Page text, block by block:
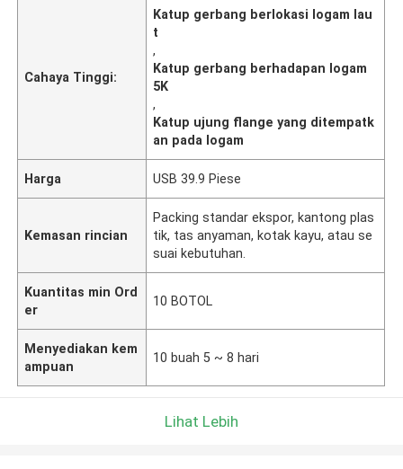
Cahaya Tinggi:
Katup gerbang berlokasi logam lau
t
,
Katup gerbang berhadapan logam
5K
,
Katup ujung flange yang ditempatk
an pada logam
Harga USB 39.9 Piese
Kemasan rincian
Packing standar ekspor, kantong plas
tik, tas anyaman, kotak kayu, atau se
suai kebutuhan.
Kuantitas min Ord
er
10 BOTOL
Menyediakan kem
ampuan
10 buah 5 ~ 8 hari
Lihat Lebih